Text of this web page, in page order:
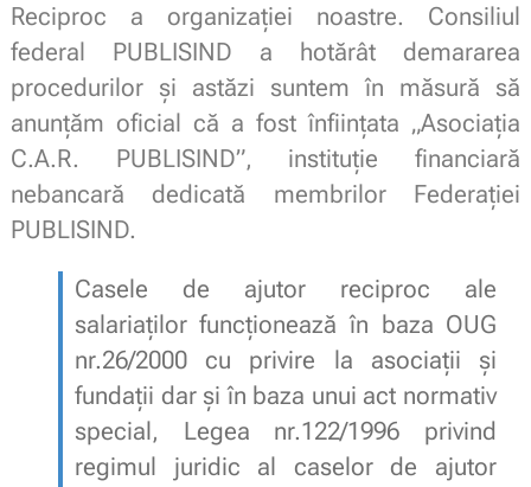
Reciproc a organizației noastre. Consiliul
federal PUBLISIND a hotărât demararea
procedurilor și astăzi suntem în măsură să
anunțăm oficial că a fost înființata „Asociația
C.A.R. PUBLISIND”, instituție financiară
nebancară dedicată membrilor Federației
PUBLISIND.
Casele de ajutor reciproc ale
salariaților funcționează în baza OUG
nr.26/2000 cu privire la asociații și
fundații dar și în baza unui act normativ
special, Legea nr.122/1996 privind
regimul juridic al caselor de ajutor